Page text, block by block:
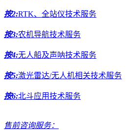
按2:RTK、全站仪技术服务
按3:农机导航技术服务
按4:无人船及声呐技术服务
按5:激光雷达/无人机相关技术服务
按6:北斗应用技术服务
售前咨询服务：